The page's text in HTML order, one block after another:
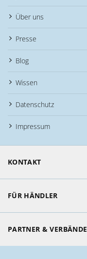
Über uns
Presse
Blog
Wissen
Datenschutz
Impressum
KONTAKT
FÜR HÄNDLER
PARTNER & VERBÄNDE